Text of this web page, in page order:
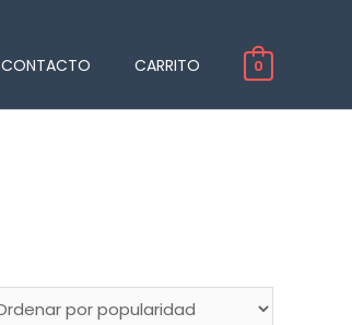
CONTACTO CARRITO 0